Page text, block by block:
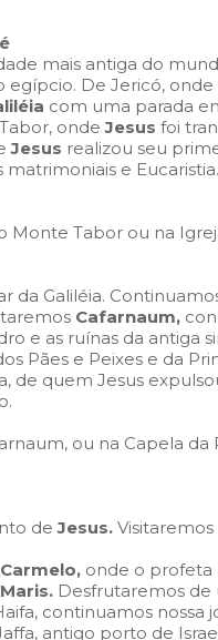
mais antiga do
egípcio. De Jericó,
com uma parada
ondeJesus foi
Jesus realizou seu
e
Monte Tabor ou na
da Galiléia.
Cafarnaum,
e as ruínas da antiga
Pães e Peixes e da
de quem Jesus
ou na Capela
deJesus. Visitaremos
onde o profeta
Desfrutaremos de
continuamos nossa
antigo porto de